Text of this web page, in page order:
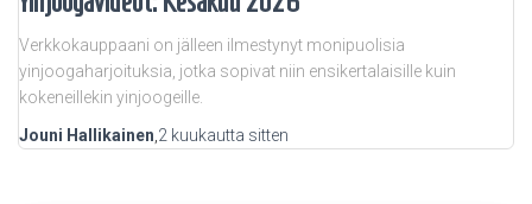
Verkkokauppaani on jälleen ilmestynyt monipuolisia
yinjoogaharjoituksia, jotka sopivat niin ensikertalaisille kuin
kokeneillekin yinjoogeille.
Jouni Hallikainen 2 kuukautta sitten